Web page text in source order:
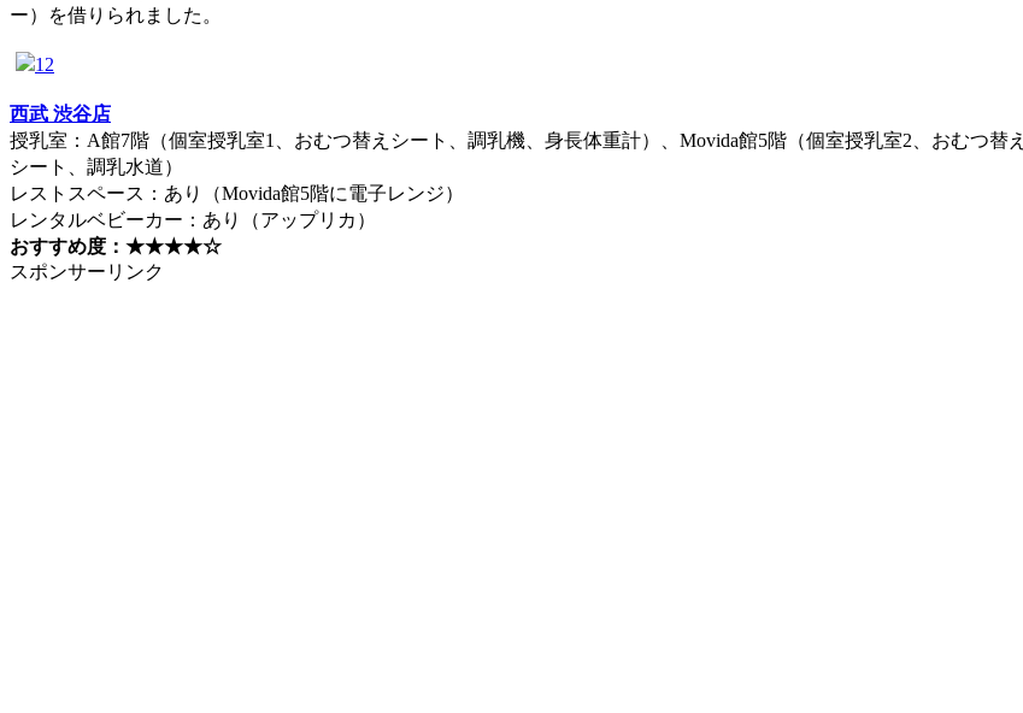
ー）を借りられました。
西武 渋谷店
授乳室：A館7階（個室授乳室1、おむつ替えシート、調乳機、身長体重計）、Movida館5階（個室授乳室2、おむつ替え
シート、調乳水道）
レストスペース：あり（Movida館5階に電子レンジ）
レンタルベビーカー：あり（アップリカ）
おすすめ度：★★★★☆
スポンサーリンク